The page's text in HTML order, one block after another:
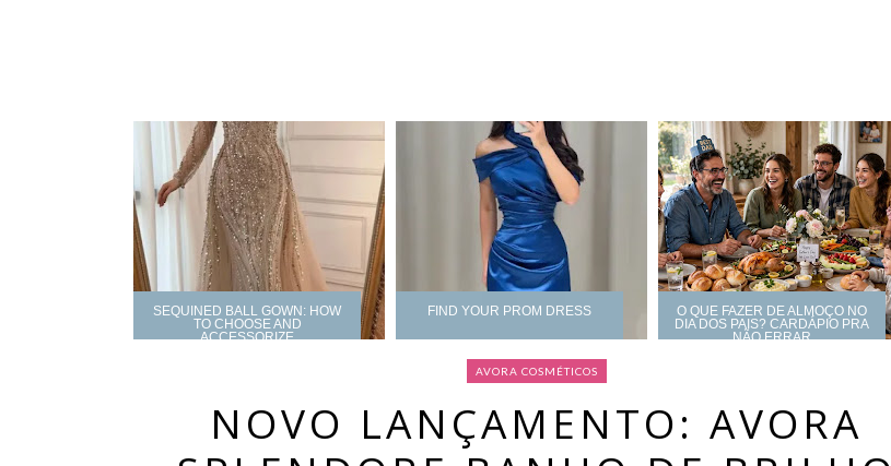
SEQUINED BALL GOWN: HOW
TO CHOOSE AND
ACCESSORIZE
FIND YOUR PROM DRESS
O QUE FAZER DE ALMOÇO NO
DIA DOS PAIS? CARDÁPIO PRA
NÃO ERRAR
AVORA COSMÉTICOS
NOVO LANÇAMENTO: AVORA